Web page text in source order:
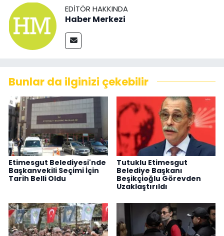
EDITÖR HAKKINDA
Haber Merkezi
Bunlar da ilginizi çekebilir
Etimesgut Belediyesi'nde
Başkanvekili Seçimi İçin
Tarih Belli Oldu
Tutuklu Etimesgut
Belediye Başkanı
Beşikçioğlu Görevden
Uzaklaştırıldı